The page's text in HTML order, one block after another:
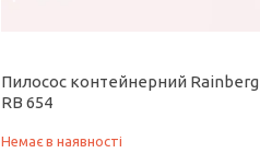
Пилосос контейнерний Rainberg
RB 654
Немає в наявності